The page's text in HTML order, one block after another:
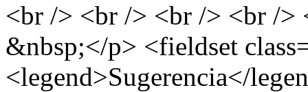
<br /> <br /> <br /> <br /
&nbsp;</p> <fieldset
<legend>Sugerencia</